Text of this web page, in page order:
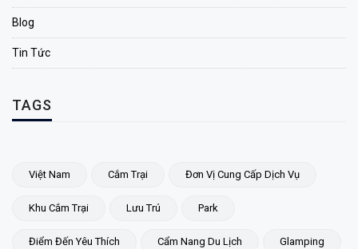
Blog
Tin Tức
TAGS
Việt Nam Cắm Trại Đơn Vị Cung Cấp Dịch Vụ
Khu Cắm Trại Lưu Trú Park
Điểm Đến Yêu Thích Cẩm Nang Du Lịch Glamping